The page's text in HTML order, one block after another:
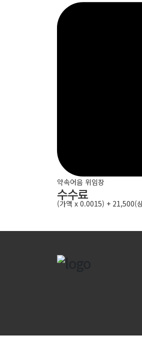
약속어음 위임장
수수료
(가액 x 0.0015) + 21,500(